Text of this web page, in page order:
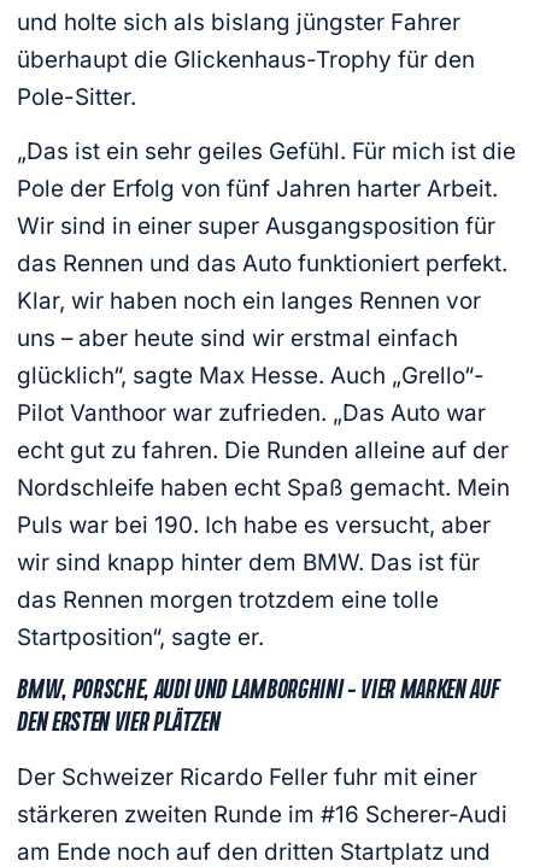
und holte sich als bislang jüngster Fahrer
überhaupt die Glickenhaus-Trophy für den
Pole-Sitter.
„Das ist ein sehr geiles Gefühl. Für mich ist die
Pole der Erfolg von fünf Jahren harter Arbeit.
Wir sind in einer super Ausgangsposition für
das Rennen und das Auto funktioniert perfekt.
Klar, wir haben noch ein langes Rennen vor
uns – aber heute sind wir erstmal einfach
glücklich“, sagte Max Hesse. Auch „Grello“-
Pilot Vanthoor war zufrieden. „Das Auto war
echt gut zu fahren. Die Runden alleine auf der
Nordschleife haben echt Spaß gemacht. Mein
Puls war bei 190. Ich habe es versucht, aber
wir sind knapp hinter dem BMW. Das ist für
das Rennen morgen trotzdem eine tolle
Startposition“, sagte er.
BMW, PORSCHE, AUDI UND LAMBORGHINI – VIER MARKEN AUF
DEN ERSTEN VIER PLÄTZEN
Der Schweizer Ricardo Feller fuhr mit einer
stärkeren zweiten Runde im #16 Scherer-Audi
am Ende noch auf den dritten Startplatz und